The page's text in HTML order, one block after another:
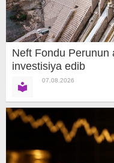
Neft Fondu Perunun
investisiya edib
07.08.2026